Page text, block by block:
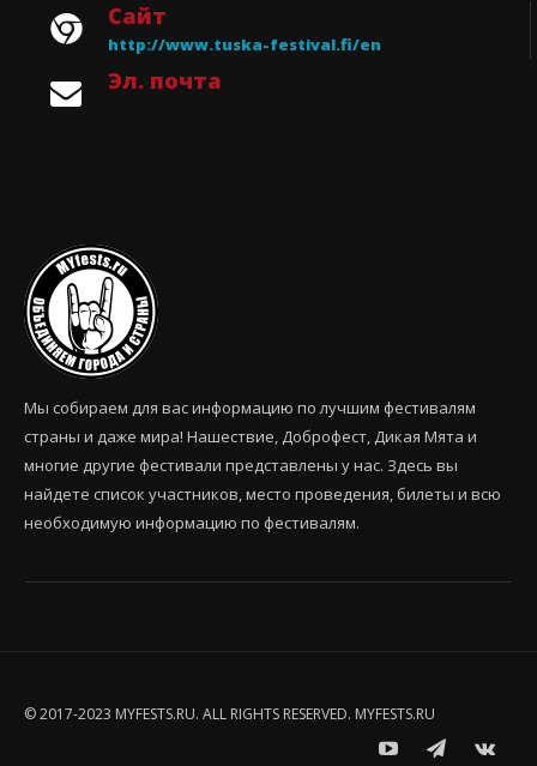
Сайт
http://www.tuska-festival.fi/en
Эл. почта
Мы собираем для вас информацию по лучшим фестивалям
страны и даже мира! Нашествие, Доброфест, Дикая Мята и
многие другие фестивали представлены у нас. Здесь вы
найдете список участников, место проведения, билеты и всю
необходимую информацию по фестивалям.
© 2017-2023 MYFESTS.RU. ALL RIGHTS RESERVED. MYFESTS.RU